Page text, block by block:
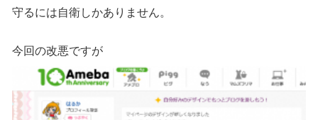
守るには自衛しかありません。
今回の改悪ですが